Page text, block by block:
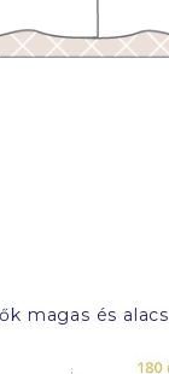
magas és